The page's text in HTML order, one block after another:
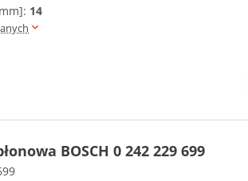
14
BOSCH 0 242 229 699